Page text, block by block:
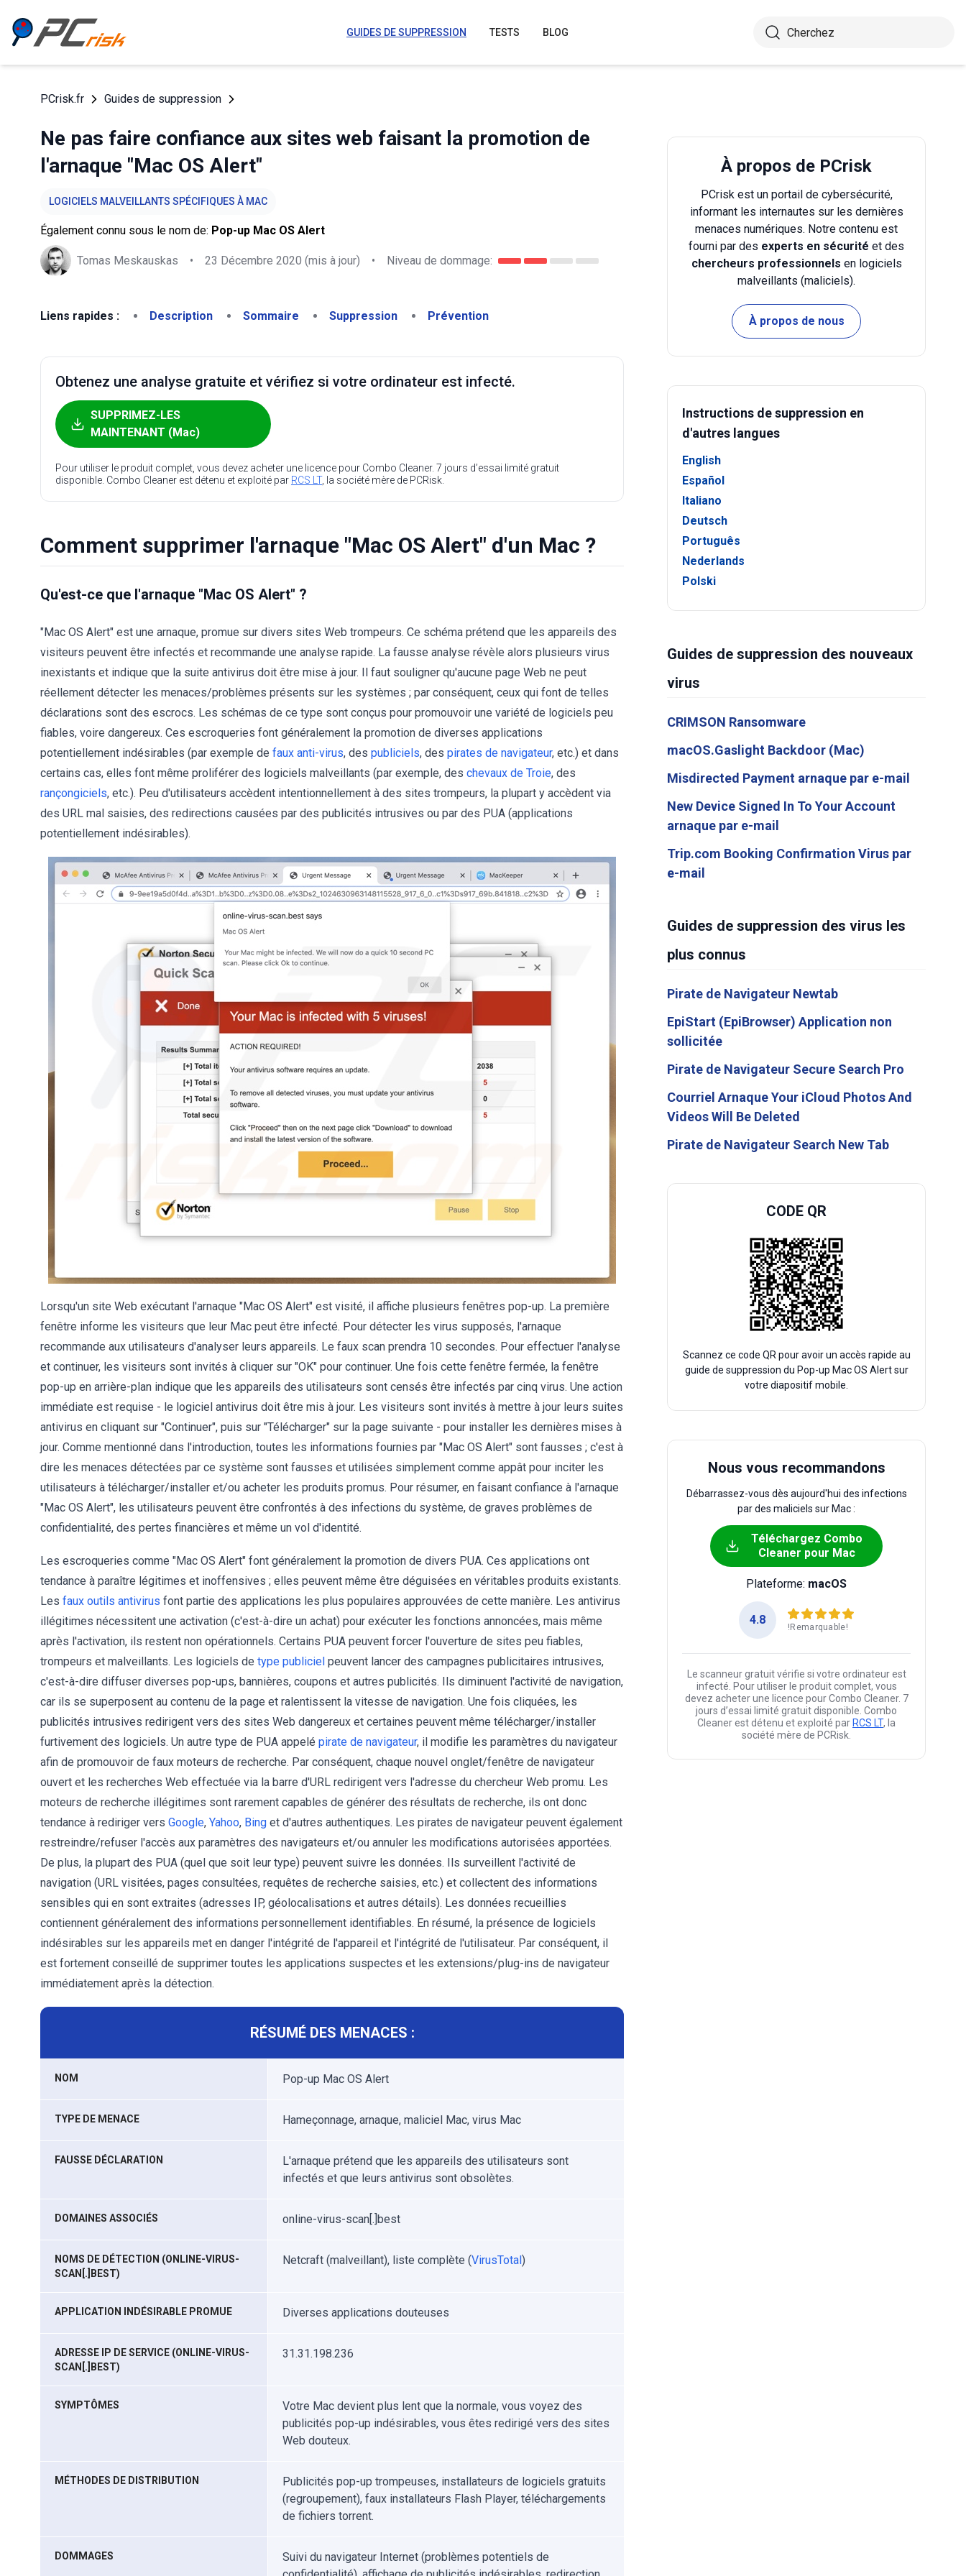
GUIDES DE SUPPRESSION TESTS BLOG
PCrisk.fr Guides de suppression
Ne pas faire confiance aux sites web faisant la promotion de
l'arnaque "Mac OS Alert"
LOGICIELS MALVEILLANTS SPÉCIFIQUES À MAC
Également connu sous le nom de: Pop-up Mac OS Alert
Tomas Meskauskas • 23 Décembre 2020 (mis à jour) • Niveau de dommage:
Liens rapides : Description Sommaire Suppression Prévention
Obtenez une analyse gratuite et vérifiez si votre ordinateur est infecté.
SUPPRIMEZ-LES
MAINTENANT (Mac)
Pour utiliser le produit complet, vous devez acheter une licence pour Combo Cleaner. 7 jours d’essai limité gratuit
disponible. Combo Cleaner est détenu et exploité par RCS LT, la société mère de PCRisk.
Comment supprimer l'arnaque "Mac OS Alert" d'un Mac ?
Qu'est-ce que l'arnaque "Mac OS Alert" ?
"Mac OS Alert" est une arnaque, promue sur divers sites Web trompeurs. Ce schéma prétend que les appareils des
visiteurs peuvent être infectés et recommande une analyse rapide. La fausse analyse révèle alors plusieurs virus
inexistants et indique que la suite antivirus doit être mise à jour. Il faut souligner qu'aucune page Web ne peut
réellement détecter les menaces/problèmes présents sur les systèmes ; par conséquent, ceux qui font de telles
déclarations sont des escrocs. Les schémas de ce type sont conçus pour promouvoir une variété de logiciels peu
fiables, voire dangereux. Ces escroqueries font généralement la promotion de diverses applications
potentiellement indésirables (par exemple de faux anti-virus, des publiciels, des pirates de navigateur, etc.) et dans
certains cas, elles font même proliférer des logiciels malveillants (par exemple, des chevaux de Troie, des
rançongiciels, etc.). Peu d'utilisateurs accèdent intentionnellement à des sites trompeurs, la plupart y accèdent via
des URL mal saisies, des redirections causées par des publicités intrusives ou par des PUA (applications
potentiellement indésirables).
Lorsqu'un site Web exécutant l'arnaque "Mac OS Alert" est visité, il affiche plusieurs fenêtres pop-up. La première
fenêtre informe les visiteurs que leur Mac peut être infecté. Pour détecter les virus supposés, l'arnaque
recommande aux utilisateurs d'analyser leurs appareils. Le faux scan prendra 10 secondes. Pour effectuer l'analyse
et continuer, les visiteurs sont invités à cliquer sur "OK" pour continuer. Une fois cette fenêtre fermée, la fenêtre
pop-up en arrière-plan indique que les appareils des utilisateurs sont censés être infectés par cinq virus. Une action
immédiate est requise - le logiciel antivirus doit être mis à jour. Les visiteurs sont invités à mettre à jour leurs suites
antivirus en cliquant sur "Continuer", puis sur "Télécharger" sur la page suivante - pour installer les dernières mises à
jour. Comme mentionné dans l'introduction, toutes les informations fournies par "Mac OS Alert" sont fausses ; c'est à
dire les menaces détectées par ce système sont fausses et utilisées simplement comme appât pour inciter les
utilisateurs à télécharger/installer et/ou acheter les produits promus. Pour résumer, en faisant confiance à l'arnaque
"Mac OS Alert", les utilisateurs peuvent être confrontés à des infections du système, de graves problèmes de
confidentialité, des pertes financières et même un vol d'identité.
Les escroqueries comme "Mac OS Alert" font généralement la promotion de divers PUA. Ces applications ont
tendance à paraître légitimes et inoffensives ; elles peuvent même être déguisées en véritables produits existants.
Les faux outils antivirus font partie des applications les plus populaires approuvées de cette manière. Les antivirus
illégitimes nécessitent une activation (c'est-à-dire un achat) pour exécuter les fonctions annoncées, mais même
après l'activation, ils restent non opérationnels. Certains PUA peuvent forcer l'ouverture de sites peu fiables,
trompeurs et malveillants. Les logiciels de type publiciel peuvent lancer des campagnes publicitaires intrusives,
c'est-à-dire diffuser diverses pop-ups, bannières, coupons et autres publicités. Ils diminuent l'activité de navigation,
car ils se superposent au contenu de la page et ralentissent la vitesse de navigation. Une fois cliquées, les
publicités intrusives redirigent vers des sites Web dangereux et certaines peuvent même télécharger/installer
furtivement des logiciels. Un autre type de PUA appelé pirate de navigateur, il modifie les paramètres du navigateur
afin de promouvoir de faux moteurs de recherche. Par conséquent, chaque nouvel onglet/fenêtre de navigateur
ouvert et les recherches Web effectuée via la barre d'URL redirigent vers l'adresse du chercheur Web promu. Les
moteurs de recherche illégitimes sont rarement capables de générer des résultats de recherche, ils ont donc
tendance à rediriger vers Google, Yahoo, Bing et d'autres authentiques. Les pirates de navigateur peuvent également
restreindre/refuser l'accès aux paramètres des navigateurs et/ou annuler les modifications autorisées apportées.
De plus, la plupart des PUA (quel que soit leur type) peuvent suivre les données. Ils surveillent l'activité de
navigation (URL visitées, pages consultées, requêtes de recherche saisies, etc.) et collectent des informations
sensibles qui en sont extraites (adresses IP, géolocalisations et autres détails). Les données recueillies
contiennent généralement des informations personnellement identifiables. En résumé, la présence de logiciels
indésirables sur les appareils met en danger l'intégrité de l'appareil et l'intégrité de l'utilisateur. Par conséquent, il
est fortement conseillé de supprimer toutes les applications suspectes et les extensions/plug-ins de navigateur
immédiatement après la détection.
RÉSUMÉ DES MENACES :
NOM Pop-up Mac OS Alert
TYPE DE MENACE Hameçonnage, arnaque, maliciel Mac, virus Mac
FAUSSE DÉCLARATION
L'arnaque prétend que les appareils des utilisateurs sont
infectés et que leurs antivirus sont obsolètes.
DOMAINES ASSOCIÉS online-virus-scan[.]best
NOMS DE DÉTECTION (ONLINE-VIRUS-
SCAN[.]BEST)
Netcraft (malveillant), liste complète (VirusTotal)
APPLICATION INDÉSIRABLE PROMUE Diverses applications douteuses
ADRESSE IP DE SERVICE (ONLINE-VIRUS-
SCAN[.]BEST)
31.31.198.236
SYMPTÔMES
Votre Mac devient plus lent que la normale, vous voyez des
publicités pop-up indésirables, vous êtes redirigé vers des sites
Web douteux.
MÉTHODES DE DISTRIBUTION
Publicités pop-up trompeuses, installateurs de logiciels gratuits
(regroupement), faux installateurs Flash Player, téléchargements
de fichiers torrent.
DOMMAGES
Suivi du navigateur Internet (problèmes potentiels de
À propos de PCrisk
PCrisk est un portail de cybersécurité,
informant les internautes sur les dernières
menaces numériques. Notre contenu est
fourni par des experts en sécurité et des
chercheurs professionnels en logiciels
malveillants (maliciels).
À propos de nous
Instructions de suppression en
d'autres langues
English
Español
Italiano
Deutsch
Português
Nederlands
Polski
Guides de suppression des nouveaux
virus
CRIMSON Ransomware
macOS.Gaslight Backdoor (Mac)
Misdirected Payment arnaque par e-mail
New Device Signed In To Your Account
arnaque par e-mail
Trip.com Booking Confirmation Virus par
e-mail
Guides de suppression des virus les
plus connus
Pirate de Navigateur Newtab
EpiStart (EpiBrowser) Application non
sollicitée
Pirate de Navigateur Secure Search Pro
Courriel Arnaque Your iCloud Photos And
Videos Will Be Deleted
Pirate de Navigateur Search New Tab
CODE QR
Scannez ce code QR pour avoir un accès rapide au
guide de suppression du Pop-up Mac OS Alert sur
votre diapositif mobile.
Nous vous recommandons
Débarrassez-vous dès aujourd'hui des infections
par des maliciels sur Mac :
Téléchargez Combo
Cleaner pour Mac
Plateforme: macOS
4.8
!Remarquable!
Le scanneur gratuit vérifie si votre ordinateur est
infecté. Pour utiliser le produit complet, vous
devez acheter une licence pour Combo Cleaner. 7
jours d’essai limité gratuit disponible. Combo
Cleaner est détenu et exploité par RCS LT, la
société mère de PCRisk.